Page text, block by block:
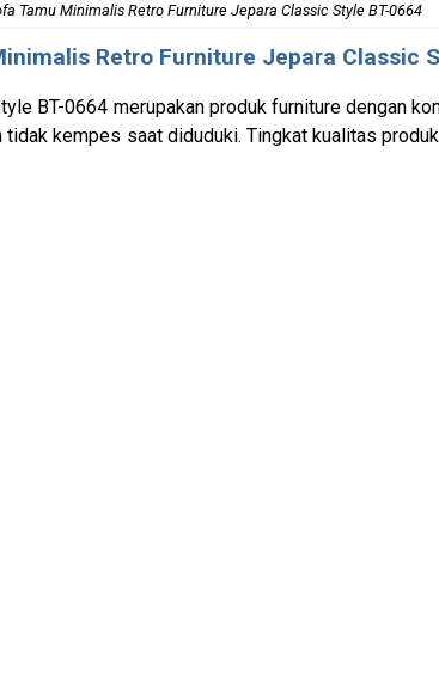
Tamu Minimalis Retro Furniture Jepara Classic Style BT-0664
Retro Furniture Jepara Classic
BT-0664 merupakan produk furniture dengan
kempes saat diduduki. Tingkat kualitas